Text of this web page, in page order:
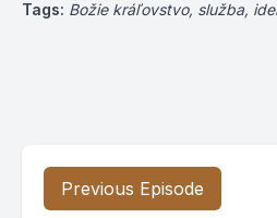
Tags: Božie kráľovstvo, služba,
Previous Episode